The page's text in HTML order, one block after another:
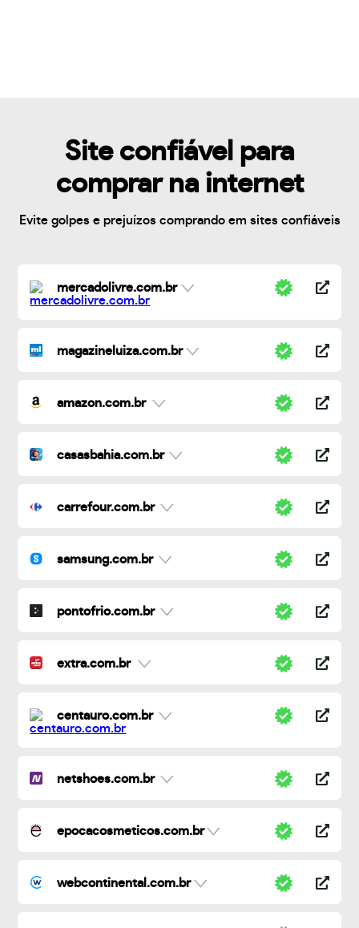
Site confiável para
comprar na internet
Evite golpes e prejuízos comprando em sites confiáveis
mercadolivre.com.br
magazineluiza.com.br
amazon.com.br
casasbahia.com.br
carrefour.com.br
samsung.com.br
pontofrio.com.br
extra.com.br
centauro.com.br
netshoes.com.br
epocacosmeticos.com.br
webcontinental.com.br